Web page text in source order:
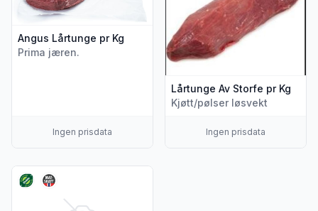
Angus Lårtunge pr Kg
Prima jæren.
Ingen prisdata
Lårtunge Av Storfe pr Kg
Kjøtt/pølser løsvekt
Ingen prisdata
Vis flere detaljer for produktet "Storfe Lårtunge Økologisk